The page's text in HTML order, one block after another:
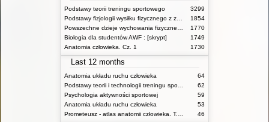
Podstawy teorii treningu sportowego
3299
1854
1770
Biologia dla studentów AWF : [skrypt]
1749
Anatomia człowieka. Cz. 1
1730
Last 12 months
Anatomia układu ruchu człowieka
64
62
Psychologia aktywności sportowej
59
Anatomia układu ruchu człowieka
53
46